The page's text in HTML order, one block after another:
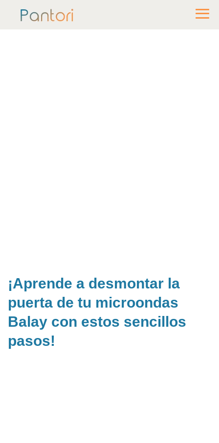
¡Aprende a desmontar la
puerta de tu microondas
Balay con estos sencillos
pasos!